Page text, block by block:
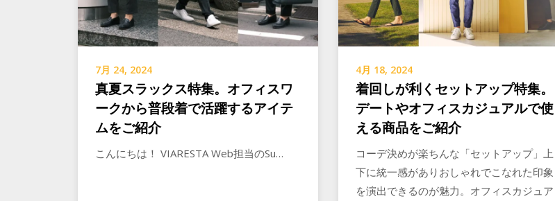
7月 24, 2024
真夏スラックス特集。オフィスワ
ークから普段着で活躍するアイテ
ムをご紹介
こんにちは！ VIARESTA Web担当のSu…
4月 18, 2024
着回しが利くセットアップ特集。
デートやオフィスカジュアルで使
える商品をご紹介
コーデ決めが楽ちんな「セットアップ」上
下に統一感がありおしゃれでこなれた印象
を演出できるのが魅力。オフィスカジュア